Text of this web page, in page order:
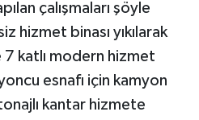
çalışmaları şöyle
hizmet binası yıkılarak
katlı modern hizmet
esnafı için kamyon
kantar hizmete